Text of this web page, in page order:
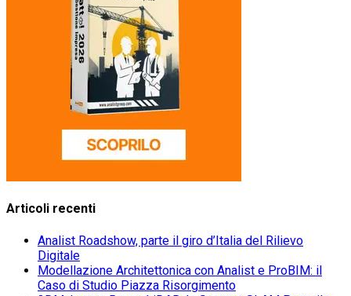
Articoli recenti
Analist Roadshow, parte il giro d’Italia del Rilievo
Digitale
Modellazione Architettonica con Analist e ProBIM: il
Caso di Studio Piazza Risorgimento